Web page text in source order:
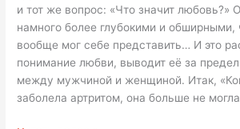
и тот же вопрос: «Что значит любовь?»
намного более глубокими и обширными,
вообще мог себе представить… И это
понимание любви, выводит её за
между мужчиной и женщиной. Итак,
заболела артритом, она больше не